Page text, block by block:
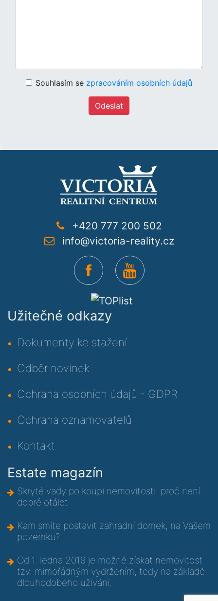
Souhlasím se zpracováním osobních údajů
Odeslat
+420 777 200 502
info@victoria-reality.cz
Užitečné odkazy
Dokumenty ke stažení
Odběr novinek
Ochrana osobních údajů - GDPR
Ochrana oznamovatelů
Kontakt
Estate magazín
Skryté vady po koupi nemovitosti: proč není
dobré otálet
Kam smíte postavit zahradní domek, na Vašem
pozemku?
Od 1. ledna 2019 je možné získat nemovitost
tzv. mimořádným vydržením, tedy na základě
dlouhodobého užívání.